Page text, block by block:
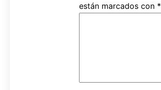
están marcados con *